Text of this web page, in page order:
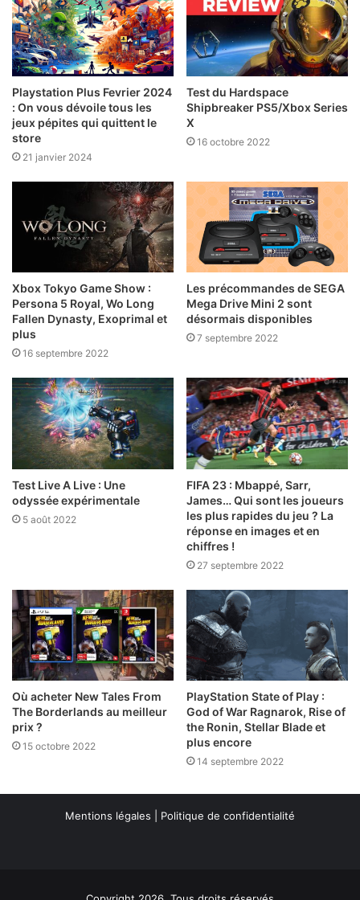
Playstation Plus Fevrier 2024
: On vous dévoile tous les
jeux pépites qui quittent le
store
21 janvier 2024
Test du Hardspace
Shipbreaker PS5/Xbox Series
X
16 octobre 2022
Xbox Tokyo Game Show :
Persona 5 Royal, Wo Long
Fallen Dynasty, Exoprimal et
plus
16 septembre 2022
Les précommandes de SEGA
Mega Drive Mini 2 sont
désormais disponibles
7 septembre 2022
Test Live A Live : Une
odyssée expérimentale
5 août 2022
FIFA 23 : Mbappé, Sarr,
James… Qui sont les joueurs
les plus rapides du jeu ? La
réponse en images et en
chiffres !
27 septembre 2022
Où acheter New Tales From
The Borderlands au meilleur
prix ?
15 octobre 2022
PlayStation State of Play :
God of War Ragnarok, Rise of
the Ronin, Stellar Blade et
plus encore
14 septembre 2022
Mentions légales Politique de confidentialité